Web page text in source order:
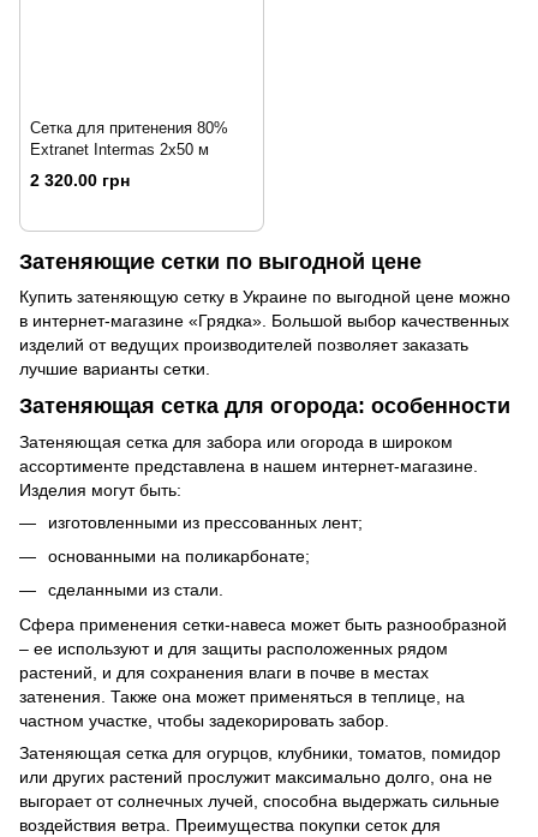
Сетка для притенения 80%
Extranet Intermas 2х50 м
2 320.00 грн
Затеняющие сетки по выгодной цене
Купить затеняющую сетку в Украине по выгодной цене можно
в интернет-магазине «Грядка». Большой выбор качественных
изделий от ведущих производителей позволяет заказать
лучшие варианты сетки.
Затеняющая сетка для огорода: особенности
Затеняющая сетка для забора или огорода в широком
ассортименте представлена в нашем интернет-магазине.
Изделия могут быть:
изготовленными из прессованных лент;
основанными на поликарбонате;
сделанными из стали.
Сфера применения сетки-навеса может быть разнообразной
– ее используют и для защиты расположенных рядом
растений, и для сохранения влаги в почве в местах
затенения. Также она может применяться в теплице, на
частном участке, чтобы задекорировать забор.
Затеняющая сетка для огурцов, клубники, томатов, помидор
или других растений прослужит максимально долго, она не
выгорает от солнечных лучей, способна выдержать сильные
воздействия ветра. Преимущества покупки сеток для